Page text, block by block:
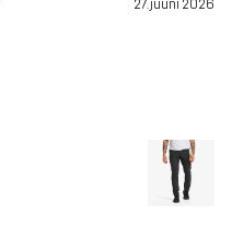
27. juuni 2026